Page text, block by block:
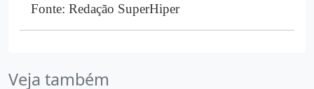
Fonte: Redação SuperHiper
Veja também